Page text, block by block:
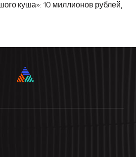
куша»: 10 миллионов рублей,